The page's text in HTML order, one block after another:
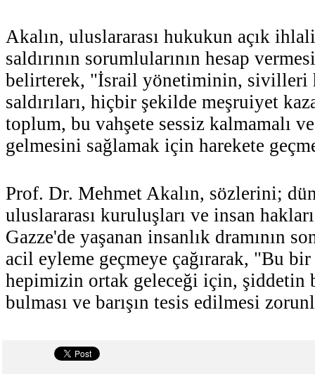
Akalın, uluslararası hukukun açık
saldırının sorumlularının hesap
belirterek, "İsrail yönetiminin, sivilleri
saldırıları, hiçbir şekilde meşruiyet
toplum, bu vahşete sessiz kalmamalı
gelmesini sağlamak için harekete
Prof. Dr. Mehmet Akalın, sözlerini;
uluslararası kuruluşları ve insan
Gazze'de yaşanan insanlık dramının
acil eyleme geçmeye çağırarak, "Bu
hepimizin ortak geleceği için, şiddetin
bulması ve barışın tesis edilmesi